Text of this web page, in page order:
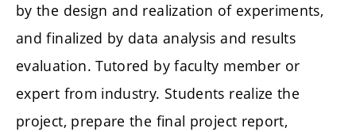
by the design and realization of experiments,
and finalized by data analysis and results
evaluation. Tutored by faculty member or
expert from industry. Students realize the
project, prepare the final project report,